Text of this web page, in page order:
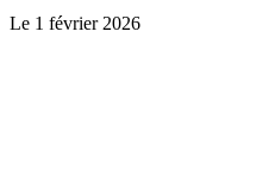
Le 1 février 2026